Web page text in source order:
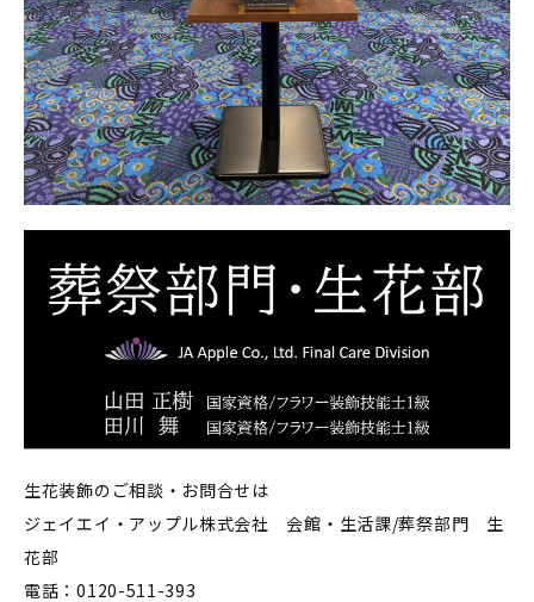
生花装飾のご相談・お問合せは
ジェイエイ・アップル株式会社 会館・生活課/葬祭部門 生
花部
電話：0120-511-393